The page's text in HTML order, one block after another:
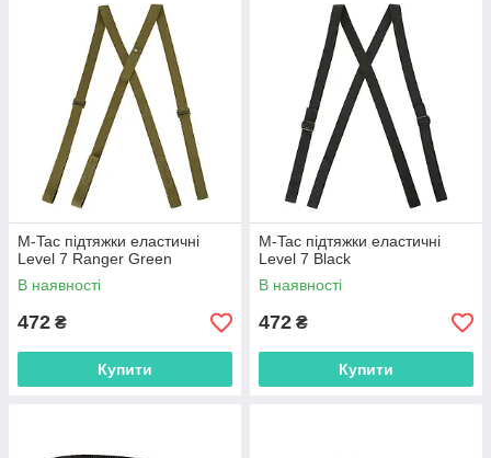
M-Tac підтяжки еластичні
Level 7 Ranger Green
В наявності
472 ₴
Купити
M-Tac підтяжки еластичні
Level 7 Black
В наявності
472 ₴
Купити